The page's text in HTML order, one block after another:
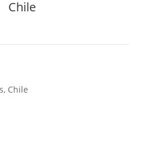
Chile
Chile